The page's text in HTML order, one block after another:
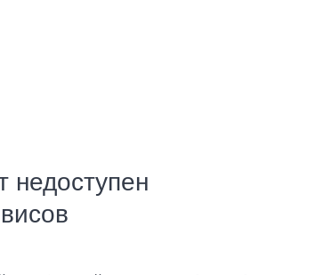
недоступен